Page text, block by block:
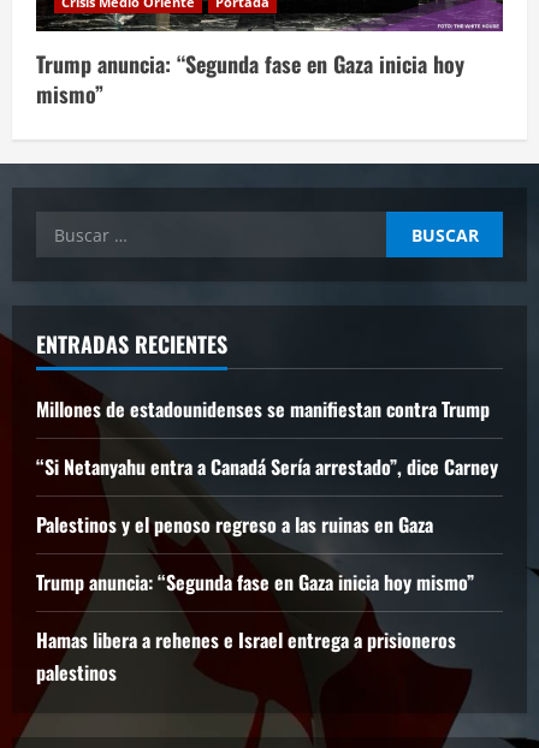
Trump anuncia: “Segunda fase en Gaza inicia hoy
mismo”
Buscar:
ENTRADAS RECIENTES
Millones de estadounidenses se manifiestan contra Trump
“Si Netanyahu entra a Canadá Sería arrestado”, dice Carney
Palestinos y el penoso regreso a las ruinas en Gaza
Trump anuncia: “Segunda fase en Gaza inicia hoy mismo”
Hamas libera a rehenes e Israel entrega a prisioneros
palestinos